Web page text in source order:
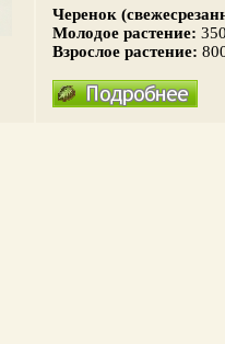
Черенок
Молодое растение:
Взрослое растение: